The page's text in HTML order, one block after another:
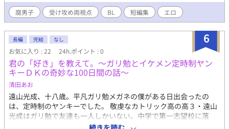
とりで、一人だけで独りっきりで収まっている。 内向きである。
外に向くこともなく誰にも止められず、妄想はひとつの個体の中
であらぬ方向へとはばたいていく。 妄想。 妄想は妄想である。 ー
ーーーーーーーーー エロいだけの短編集。 BでLな腐りきった妄想
を超不定期に投稿していこうと思います。 不勉強ゆえ、変な描写
やおかしな所もあるとは思いますが、よろしくお願いします。 リ
クエストは随時受け付けております。 感想に送ってくだされば、
私の萌えと性癖と趣味嗜好によって採用いたします。 風呂/部活/
ライバル/乳首責め/家庭教師/保健体育/フェラ/痴漢/男の娘/バイ/
放送室/放送/修学旅行/夜這い/キス/片想い/両想い/彼氏/勉強会/ご
褒美/オナニー/いちゃラブ/プール/更衣室/高校生/寮/同室/朝勃ち/
迷子/ラブホ/確信犯/卒業旅行/温泉/大浴場/浴衣/マンネリ化解消/
腐男子 受け攻め両視点 BL 短編集 エロ
6
長編 完結 なし
お気に入り : 22 24h.ポイント : 0
君の「好き」を教えて。～ガリ勉とイケメン定時制ヤン
キーＤＫの奇妙な100日間の話～
清田あお
遠山光成、十八歳。平凡ガリ勉メガネの僕がある日出会ったの
は、定時制のヤンキーでした。 敬虔なカトリック高の高３・遠山
光成はガリ勉で友達も一人しかいない。中学で第一志望校に落
ち、いまは厳しい母親の指導で医学部を目指してがり勉してい